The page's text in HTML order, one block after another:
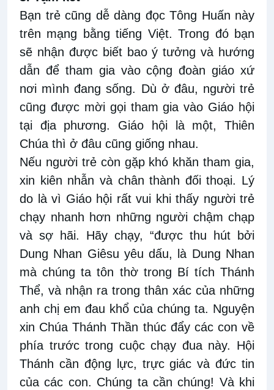
Bạn trẻ cũng dễ dàng đọc Tông Huấn này
trên mạng bằng tiếng Việt. Trong đó bạn
sẽ nhận được biết bao ý tưởng và hướng
dẫn để tham gia vào cộng đoàn giáo xứ
nơi mình đang sống. Dù ở đâu, người trẻ
cũng được mời gọi tham gia vào Giáo hội
tại địa phương. Giáo hội là một, Thiên
Chúa thì ở đâu cũng giống nhau.
Nếu người trẻ còn gặp khó khăn tham gia,
xin kiên nhẫn và chân thành đối thoại. Lý
do là vì Giáo hội rất vui khi thấy người trẻ
chạy nhanh hơn những người chậm chạp
và sợ hãi. Hãy chạy, “được thu hút bởi
Dung Nhan Giêsu yêu dấu, là Dung Nhan
mà chúng ta tôn thờ trong Bí tích Thánh
Thể, và nhận ra trong thân xác của những
anh chị em đau khổ của chúng ta. Nguyện
xin Chúa Thánh Thần thúc đẩy các con về
phía trước trong cuộc chạy đua này. Hội
Thánh cần động lực, trực giác và đức tin
của các con. Chúng ta cần chúng! Và khi